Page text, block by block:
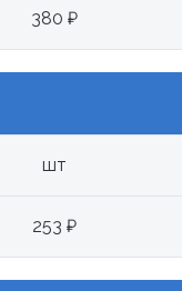
380 ₽
шт
253 ₽